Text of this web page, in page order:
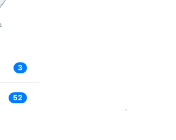
3
52